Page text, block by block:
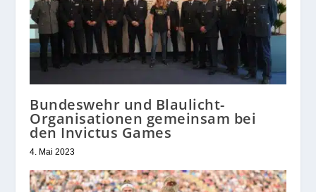
Bundeswehr und Blaulicht-
Organisationen gemeinsam bei
den Invictus Games
4. Mai 2023